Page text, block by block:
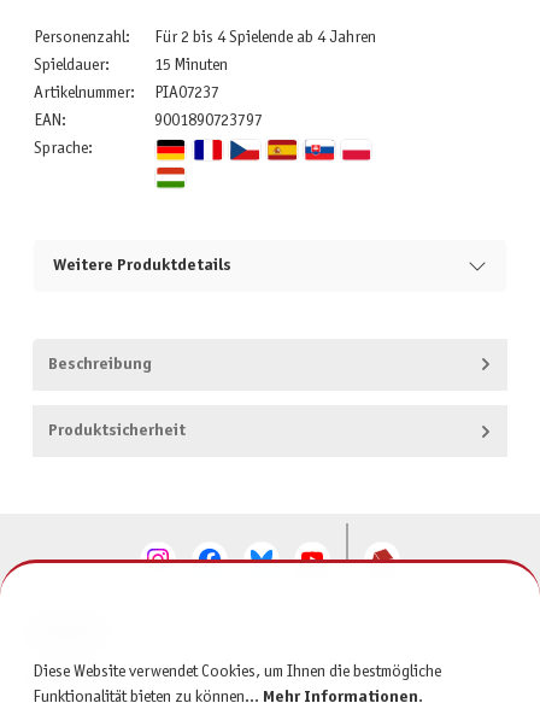
Personenzahl:
Für 2 bis 4 Spielende ab 4 Jahren
Spieldauer:
15 Minuten
Artikelnummer:
PIA07237
EAN:
9001890723797
Sprache:
Weitere Produktdetails
Beschreibung
Produktsicherheit
SERVICE
Diese Website verwendet Cookies, um Ihnen die bestmögliche
Funktionalität bieten zu können... Mehr Informationen.